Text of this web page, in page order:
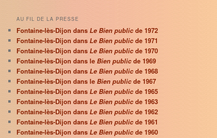
AU FIL DE LA PRESSE
Fontaine-lès-Dijon dansLe Bien publicde 1972
Fontaine-lès-Dijon dansLe Bien publicde 1971
Fontaine-lès-Dijon dansLe Bien publicde 1970
Fontaine-lès-Dijon dans leBien publicde 1969
Fontaine-lès-Dijon dansLe Bien publicde 1968
Fontaine-lès-Dijon dans leBien publicde 1967
Fontaine-lès-Dijon dansLe Bien publicde 1965
Fontaine-lès-Dijon dansLe Bien publicde 1963
Fontaine-lès-Dijon dansLe Bien publicde 1962
Fontaine-lès-Dijon dansLe Bien publicde 1961
Fontaine-lès-Dijon dansLe Bien publicde 1960